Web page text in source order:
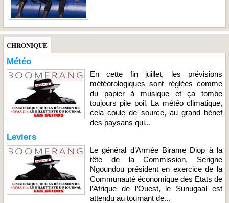
CHRONIQUE
Météo
En cette fin juillet, les prévisions
météorologiques sont réglées comme
du papier à musique et ça tombe
toujours pile poil. La météo climatique,
cela coule de source, au grand bénef
des paysans qui...
Leviers
Le général d’Armée Birame Diop à la
tête de la Commission, Serigne
Ngoundou président en exercice de la
Communauté économique des Etats de
l’Afrique de l’Ouest, le Sunugaal est
attendu au tournant de...